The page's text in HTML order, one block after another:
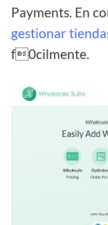
Payments. En
gestionar
f0cilmente.